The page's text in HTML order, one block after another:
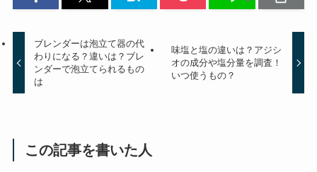
ブレンダーは泡立て器の代
わりになる？違いは？ブレ
ンダーで泡立てられるもの
は
味塩と塩の違いは？アジシ
オの成分や塩分量を調査！
いつ使うもの？
この記事を書いた人